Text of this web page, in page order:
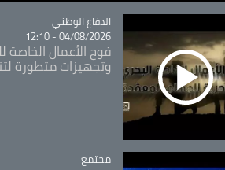
Catégorie
الدفاع الوطني
04/08/2026 - 12:10
فوج الأعمال الخاصة
وتجهيزات متطورة
Catégorie
مجتمع